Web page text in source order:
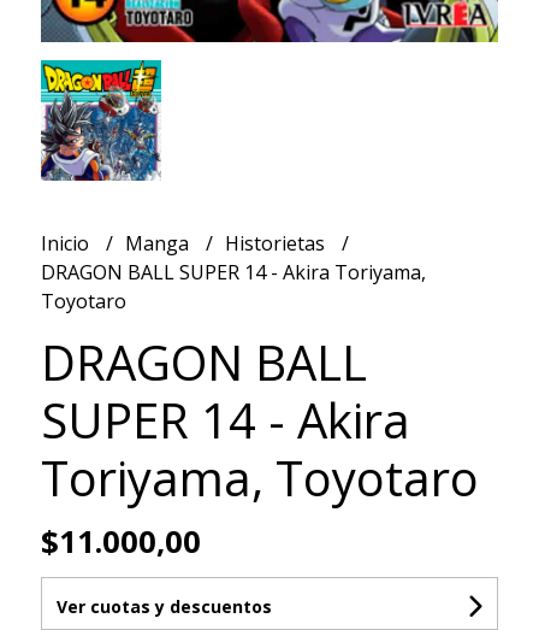
Inicio Manga
Historietas
DRAGON BALL SUPER 14 - Akira Toriyama,
Toyotaro
DRAGON BALL
SUPER 14 - Akira
Toriyama, Toyotaro
$11.000,00
Ver cuotas y descuentos